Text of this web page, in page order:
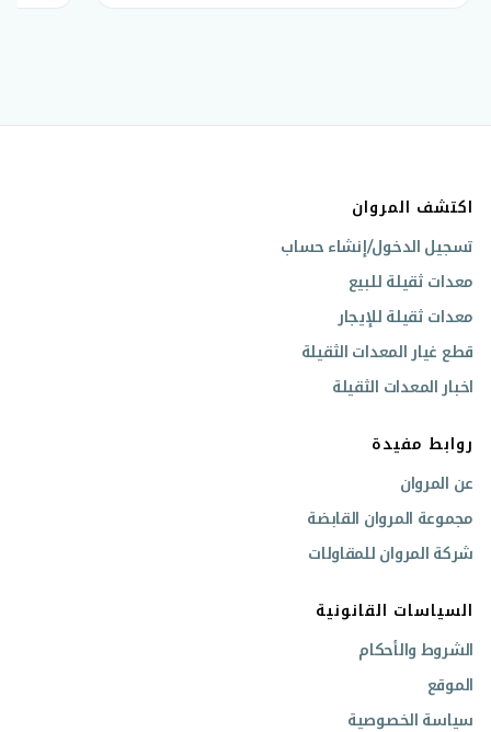
اكتشف المروان
تسجيل الدخول/إنشاء حساب
معدات ثقيلة للبيع
معدات ثقيلة للإيجار
قطع غيار المعدات الثقيلة
اخبار المعدات الثقيلة
روابط مفيدة
عن المروان
مجموعة المروان القابضة
شركة المروان للمقاولات
السياسات القانونية
الشروط والأحكام
الموقع
سياسة الخصوصية